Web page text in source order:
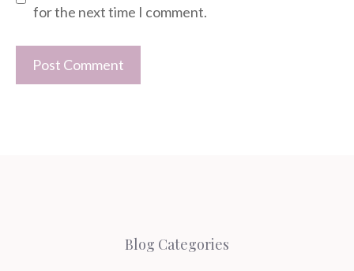
for the next time I comment.
Blog Categories